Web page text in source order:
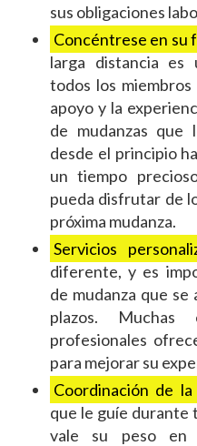
sus obligaciones
Concéntrese en su
larga distancia es
todos los
apoyo y la
de mudanzas
desde el principio
un tiempo
pueda disfrutar de
próxima mudanza.
Servicios
diferente, y es
de mudanza que se
plazos. Muchas
profesionales
para mejorar su
Coordinación de la
que le guíe durante
vale su peso en